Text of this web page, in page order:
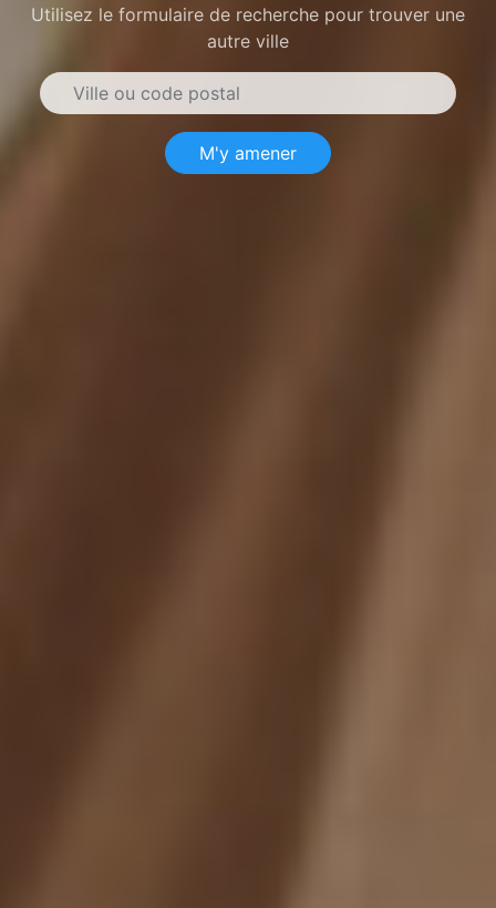
Utilisez le formulaire de recherche pour trouver une
autre ville
M'y amener